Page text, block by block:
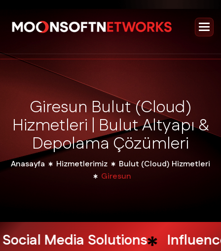
GiresunBulut(Cloud)
Hizmetleri | BulutAltyapı&
DepolamaÇözümleri
Anasayfa Hizmetlerimiz
Bulut (Cloud) Hizmetleri
Giresun
Design Services Web